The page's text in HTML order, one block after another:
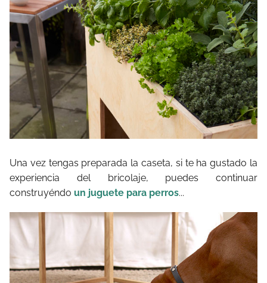
Una vez tengas preparada la caseta, si te ha gustado la
experiencia del bricolaje, puedes continuar
construyéndo un juguete para perros...